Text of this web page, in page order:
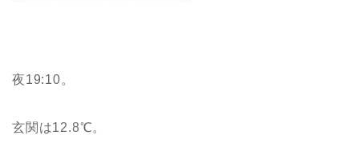
夜19:10。
玄関は12.8℃。